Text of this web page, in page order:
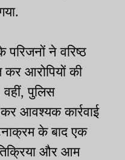
ने वरिष्ठ
कर आरोपियों की
वहीं, पुलिस
आवश्यक कार्रवाई
के बाद एक
और आम